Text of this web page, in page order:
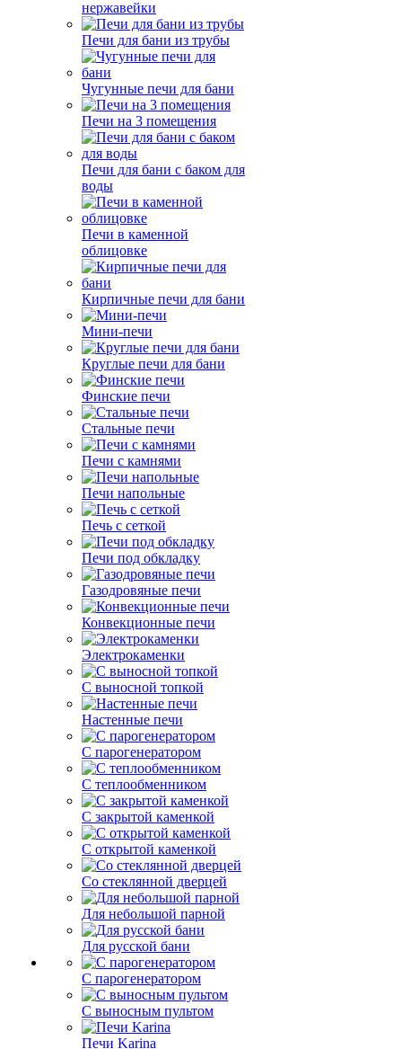
нержавейки
Печи для бани из трубы
Чугунные печи для бани
Печи на 3 помещения
Печи для бани с баком для
воды
Печи в каменной
облицовке
Кирпичные печи для бани
Мини-печи
Круглые печи для бани
Финские печи
Стальные печи
Печи с камнями
Печи напольные
Печь с сеткой
Печи под обкладку
Газодровяные печи
Конвекционные печи
Электрокаменки
С выносной топкой
Настенные печи
С парогенератором
С теплообменником
С закрытой каменкой
С открытой каменкой
Со стеклянной дверцей
Для небольшой парной
Для русской бани
С парогенератором
С выносным пультом
Печи Karina